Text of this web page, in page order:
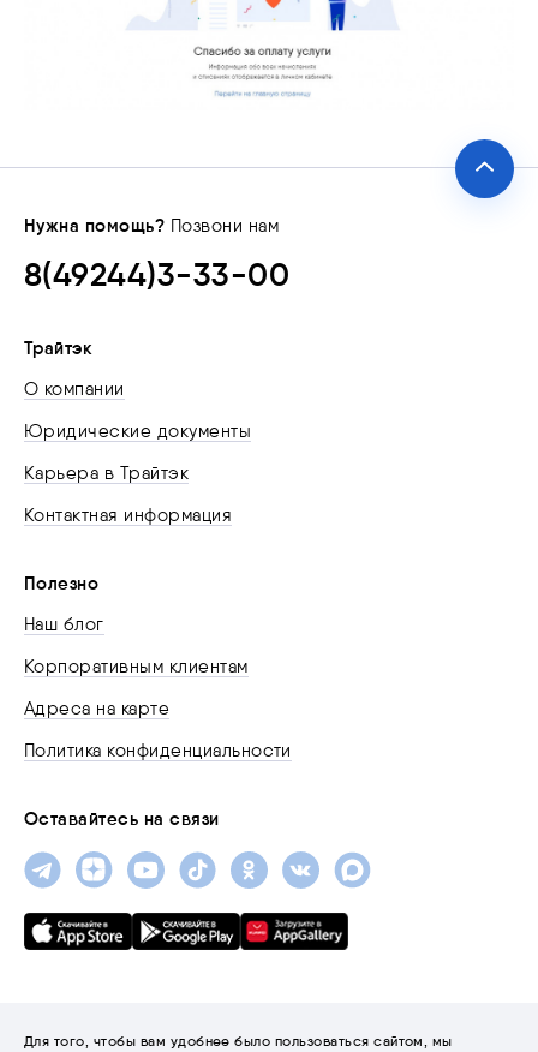
Нужна помощь? Позвони нам
8(49244)3-33-00
Трайтэк
О компании
Юридические документы
Карьера в Трайтэк
Контактная информация
Полезно
Наш блог
Корпоративным клиентам
Адреса на карте
Политика конфиденциальности
Оставайтесь на связи
Для того, чтобы вам удобнее было пользоваться сайтом, мы